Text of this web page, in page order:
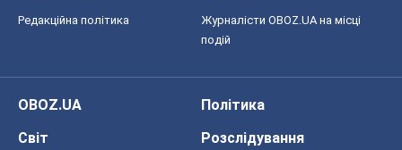
Редакційна політика
Журналісти OBOZ.UA на місці
подій
OBOZ.UA
Політика
Світ
Розслідування